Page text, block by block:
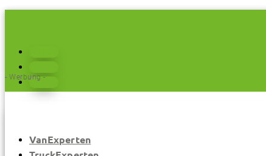
Folgen
VanExperten
- Werbung -